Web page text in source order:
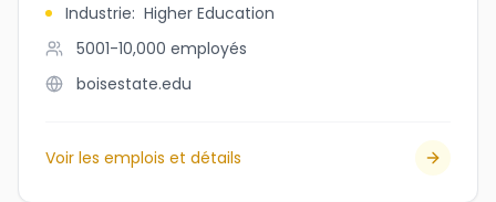
Industrie: Higher Education
5001-10,000 employés
boisestate.edu
Voir les emplois et détails